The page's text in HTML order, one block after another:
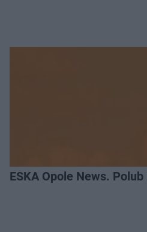
ESKA Opole News.